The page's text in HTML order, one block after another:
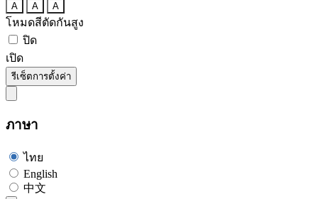
A A A
โหมดสีตัดกันสูง
ปิด
เปิด
รีเซ็ตการตั้งค่า
ภาษา
ไทย
English
中文